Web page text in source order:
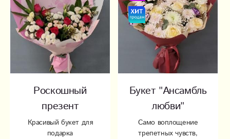
Роскошный
презент
Красивый букет для
подарка
Букет "Ансамбль
любви"
Само воплощение
трепетных чувств,